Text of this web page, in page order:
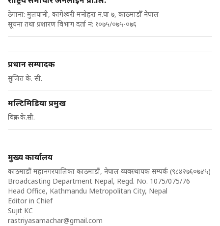
ठेगाना: मुलपानी, कागेश्वरी मनोहरा न.पा ७, काठमाडौँ नेपाल
सूचना तथा प्रशारण विभाग दर्ता नं: १०७५/०७५-०७६
प्रधान सम्पादक
सुजित के. सी.
मल्टिमिडिया प्रमुख
विक्रम के.सी.
मुख्य कार्यालय
काठमाडौं महानगरपालिका काठमाडौं, नेपाल व्यवस्थापक सम्पर्क (९८४२७६०७४५)
Broadcasting Department Nepal, Regd. No. 1075/075/76
Head Office, Kathmandu Metropolitan City, Nepal
Editor in Chief
Sujit KC
rastriyasamachar@gmail.com